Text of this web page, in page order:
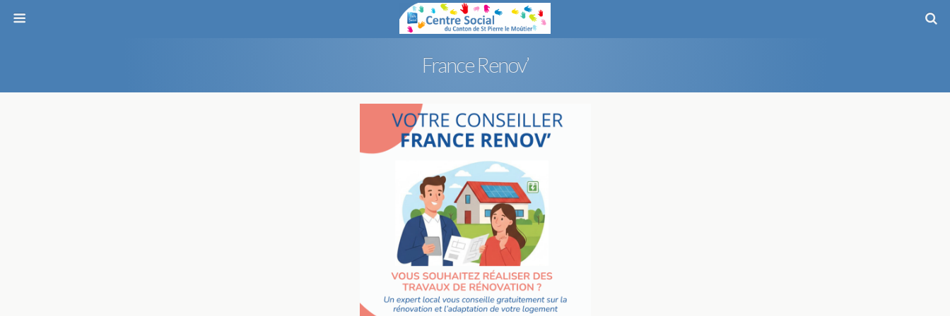
France Renov’